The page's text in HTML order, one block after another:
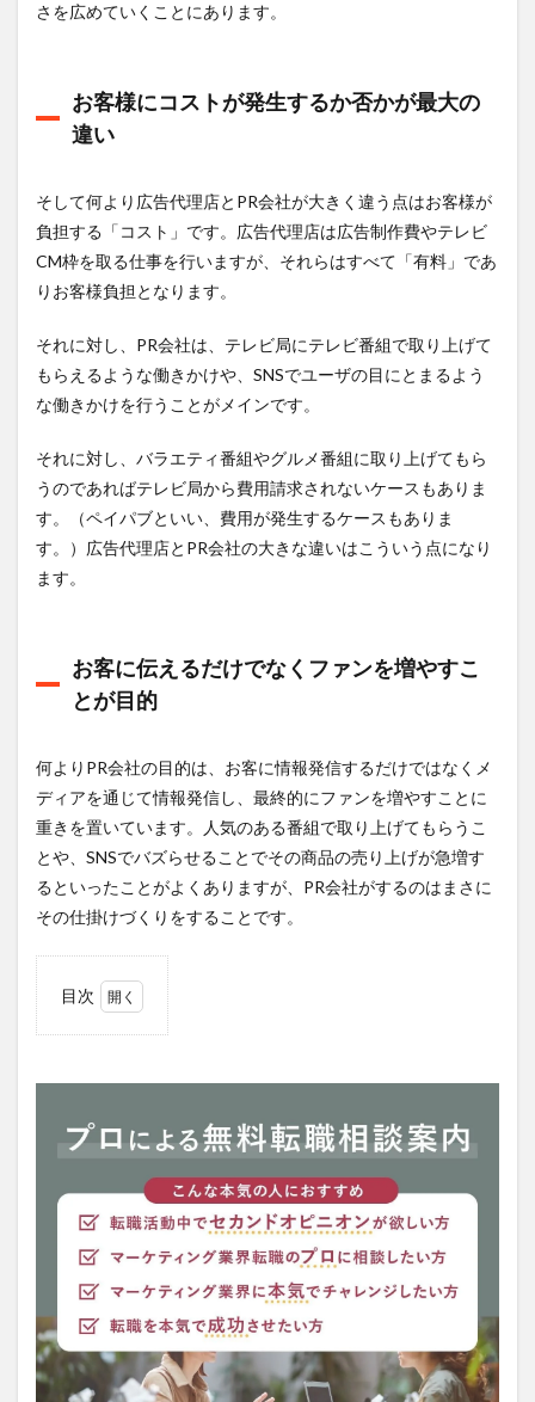
さを広めていくことにあります。
お客様にコストが発生するか否かが最大の
違い
そして何より広告代理店とPR会社が大きく違う点はお客様が
負担する「コスト」です。広告代理店は広告制作費やテレビ
CM枠を取る仕事を行いますが、それらはすべて「有料」であ
りお客様負担となります。
それに対し、PR会社は、テレビ局にテレビ番組で取り上げて
もらえるような働きかけや、SNSでユーザの目にとまるよう
な働きかけを行うことがメインです。
それに対し、バラエティ番組やグルメ番組に取り上げてもら
うのであればテレビ局から費用請求されないケースもありま
す。（ペイパブといい、費用が発生するケースもありま
す。）広告代理店とPR会社の大きな違いはこういう点になり
ます。
お客に伝えるだけでなくファンを増やすこ
とが目的
何よりPR会社の目的は、お客に情報発信するだけではなくメ
ディアを通じて情報発信し、最終的にファンを増やすことに
重きを置いています。人気のある番組で取り上げてもらうこ
とや、SNSでバズらせることでその商品の売り上げが急増す
るといったことがよくありますが、PR会社がするのはまさに
その仕掛けづくりをすることです。
目次
1.0.1
広告代
の違い
は？
1.0.2
広告代
理店は
「広
PR会社
は「広